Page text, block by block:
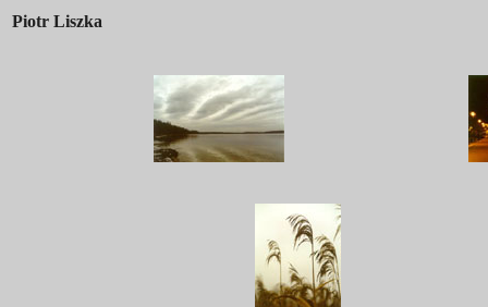
Piotr Liszka